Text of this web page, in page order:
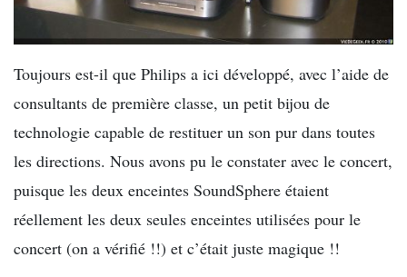
Toujours est-il que Philips a ici développé, avec l’aide de
consultants de première classe, un petit bijou de
technologie capable de restituer un son pur dans toutes
les directions. Nous avons pu le constater avec le concert,
puisque les deux enceintes SoundSphere étaient
réellement les deux seules enceintes utilisées pour le
concert (on a vérifié !!) et c’était juste magique !!